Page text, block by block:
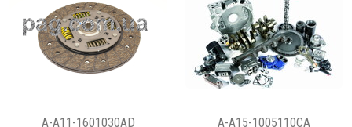
A-A11-1601030AD A-A15-1005110CA